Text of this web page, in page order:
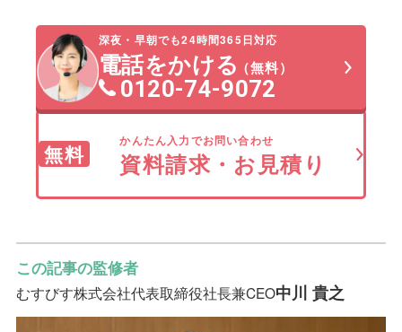
る立場としてふさわしくありません。
ただし、女性でワンピースタイプの喪服を
着用する場合、そもそもベルトがついてい
なければベルトを身につけなくてもよいで
す。
ョンの店よりも紳士服店が確実です。
紳士服店であれば、葬儀に参列する服装に
ついてスタッフに相談でき、ベルト以外に
す。
ネットの場合は、「葬儀用ベルト」で調べ
ると間違いないです。
す。学生で制服がある場合、制服が正装
に当たるため葬儀は基本的に制服で参列し
ます。
制服でベルトを使用していない場合は葬儀
でも不要であり、ベルトがある場合はその
まま使用して問題ありません。
一方、制服がない学校や大学生で喪服を着
必須です。学生で制服がなく、喪服がない
場合は、葬儀に適した服を着用しましょ
う。
深夜・早朝でも24時間365日対応
電話をかける（無料）
0120-74-9072
無料
かんたん入力でお問い合わせ
資料請求・お見積り
この記事の監修者
むすびす株式会社代表取締役社長兼CEO中川 貴之